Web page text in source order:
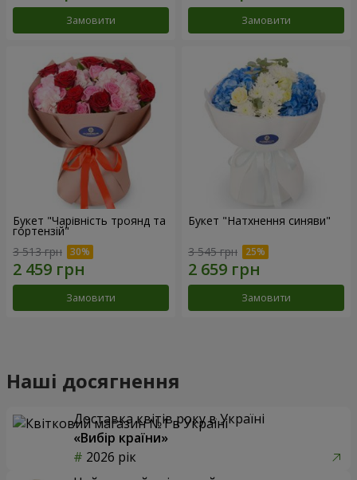
Замовити Замовити
Букет "Чарівність троянд та
гортензій"
3 513 грн
Замовити
Букет "Натхнення синяви"
3 545 грн
Замовити
Наші досягнення
Доставка квітів року в Україні
«Вибір країни»
2026 рік